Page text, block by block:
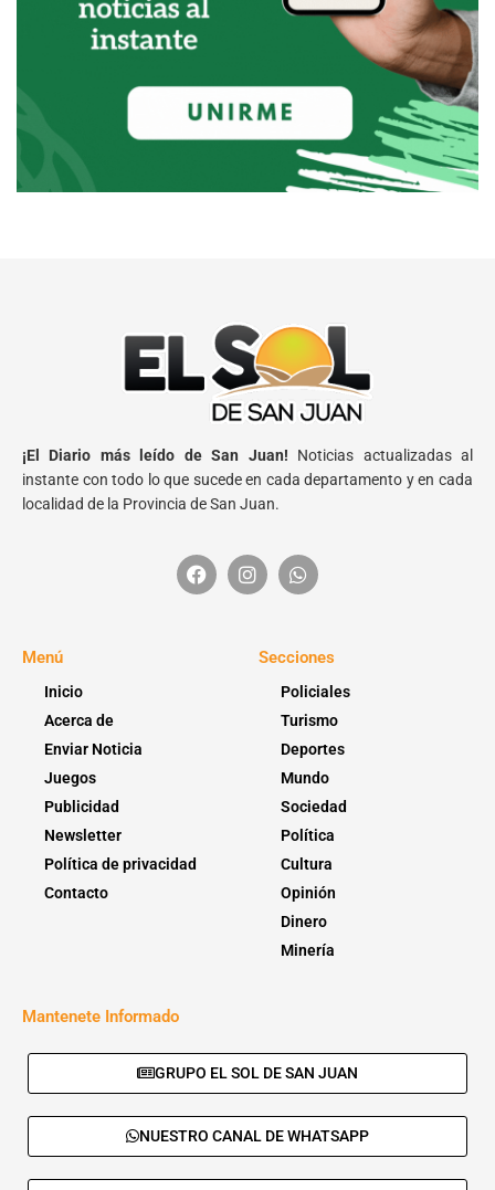
¡El Diario más leído de San Juan! Noticias actualizadas al
instante con todo lo que sucede en cada departamento y en cada
localidad de la Provincia de San Juan.
Menú
Inicio
Acerca de
Enviar Noticia
Juegos
Publicidad
Newsletter
Política de privacidad
Contacto
Secciones
Policiales
Turismo
Deportes
Mundo
Sociedad
Política
Cultura
Opinión
Dinero
Minería
Mantenete Informado
GRUPO EL SOL DE SAN JUAN
NUESTRO CANAL DE WHATSAPP